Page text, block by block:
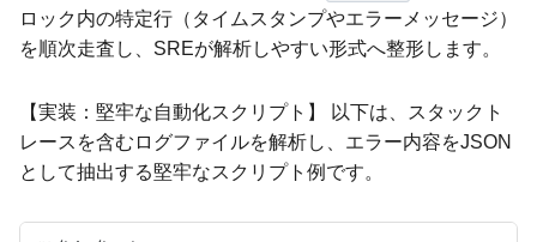
ロック内の特定行（タイムスタンプやエラーメッセージ）
を順次走査し、SREが解析しやすい形式へ整形します。
【実装：堅牢な自動化スクリプト】 以下は、スタックト
レースを含むログファイルを解析し、エラー内容をJSON
として抽出する堅牢なスクリプト例です。